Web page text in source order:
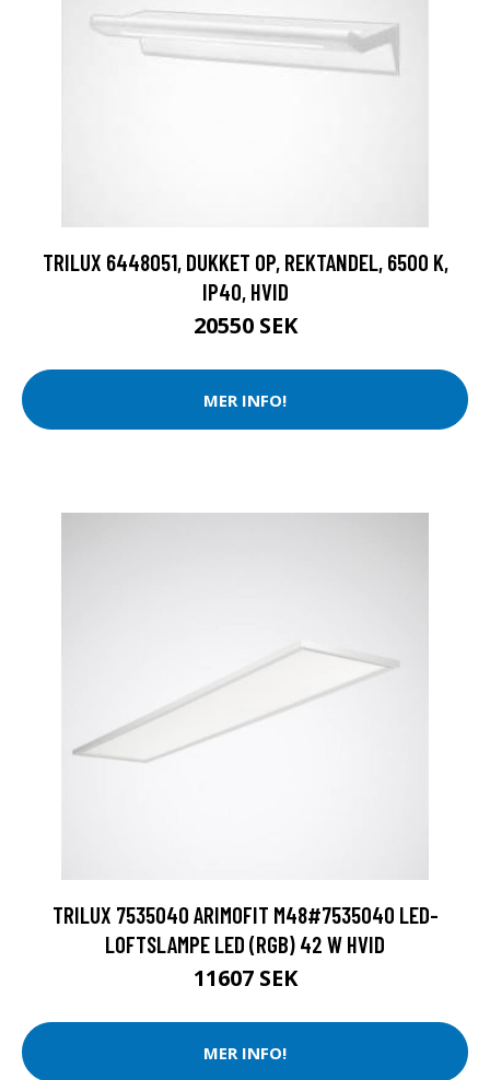
TRILUX 6448051, DUKKET OP, REKTANDEL, 6500 K,
IP40, HVID
20550 SEK
MER INFO!
TRILUX 7535040 ARIMOFIT M48#7535040 LED-
LOFTSLAMPE LED (RGB) 42 W HVID
11607 SEK
MER INFO!